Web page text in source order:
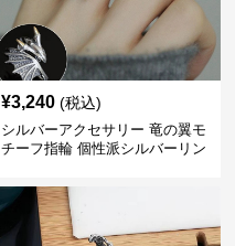
¥3,240 (税込)
シルバーアクセサリー 竜の翼モ
チーフ指輪 個性派シルバーリン